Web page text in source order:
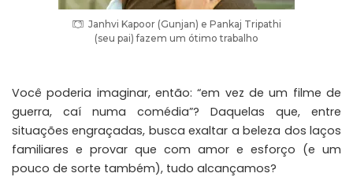
Janhvi Kapoor (Gunjan) e Pankaj Tripathi
(seu pai) fazem um ótimo trabalho
Você poderia imaginar, então: “em vez de um filme de
guerra, caí numa comédia”? Daquelas que, entre
situações engraçadas, busca exaltar a beleza dos laços
familiares e provar que com amor e esforço (e um
pouco de sorte também), tudo alcançamos?